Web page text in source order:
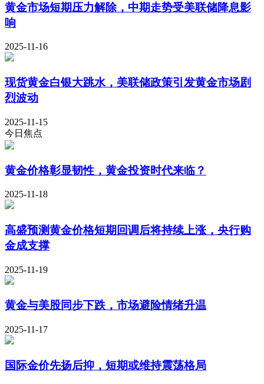
黄金市场短期压力解除，中期走势受美联储降息影
响
2025-11-16
现货黄金白银大跳水，美联储政策引发黄金市场剧
烈波动
2025-11-15
今日焦点
黄金价格彰显韧性，黄金投资时代来临？
2025-11-18
高盛预测黄金价格短期回调后将持续上涨，央行购
金成支撑
2025-11-19
黄金与美股同步下跌，市场避险情绪升温
2025-11-17
国际金价先扬后抑，短期或维持震荡格局